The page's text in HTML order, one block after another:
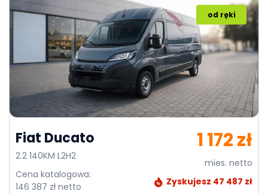
Fiat Ducato
2.2 140KM L2H2
Cena katalogowa:
146 387 zł netto
od ręki
1 172 zł
mies. netto
Zyskujesz 47 487 zł